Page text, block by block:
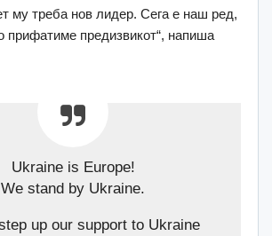
му треба нов лидер. Сега е наш ред,
прифатиме предизвикот“, напиша
Ukraine is Europe!
We stand by Ukraine.
up our support to Ukraine